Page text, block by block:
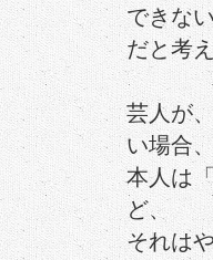
できな
だと考
芸人が
い場合
本人は
ど、
それは